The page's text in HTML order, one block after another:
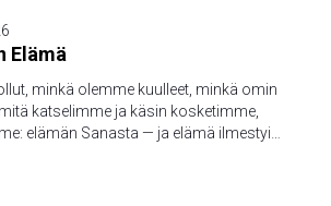
Elämä
minkä olemme kuulleet, minkä omin
katselimme ja käsin kosketimme,
elämän Sanasta — ja elämä ilmestyi,